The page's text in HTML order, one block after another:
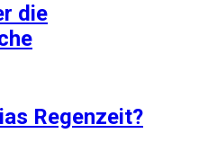
die
Regenzeit?